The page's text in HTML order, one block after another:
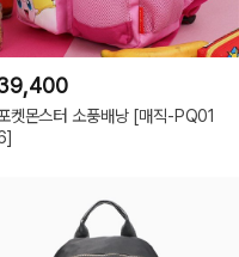
켓몬스터 소풍배낭 [매직-PQ01